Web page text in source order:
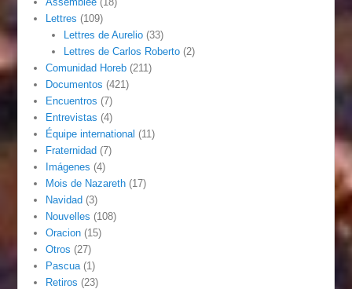
Lettres (109)
Lettres de Aurelio(33)
Lettres de Carlos Roberto(2)
Comunidad Horeb (211)
Documentos (421)
Encuentros (7)
Entrevistas (4)
Équipe international (11)
Fraternidad (7)
Imágenes (4)
Mois de Nazareth (17)
Navidad (3)
Nouvelles (108)
Oracion (15)
Otros (27)
Pascua (1)
Retiros (23)